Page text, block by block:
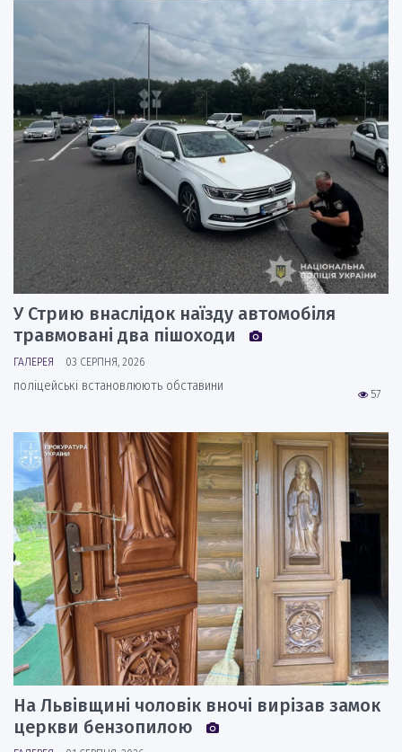
У Стрию внаслідок наїзду автомобіля
травмовані два пішоходи
ГАЛЕРЕЯ 03 СЕРПНЯ, 2026
57
поліцейські встановлюють обставини
На Львівщині чоловік вночі вирізав замок
церкви бензопилою